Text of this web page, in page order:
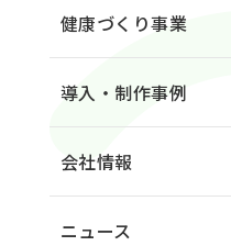
健康づくり事業
導入・制作事例
会社情報
ニュース